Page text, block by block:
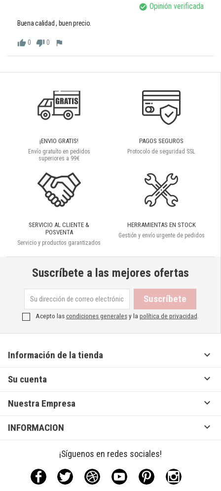
check_circle Opinión verificada
Buena calidad , buen precio.
thumb_up0 thumb_down0 flag
¡ENVIO GRATIS!
Envío gratuíto en pedidos
superiores a 99€
PAGOS SEGUROS
Protocolo de seguridad SSL
SERVICIO AL CLIENTE &
POSVENTA
Servicio y productos garantizados
HERRAMIENTAS EN STOCK
Gestión y envío urgente de pedidos
Suscríbete a las mejores ofertas
Acepto lascondiciones generalesy la política de privacidad
Información de la tienda 
Su cuenta 
Nuestra Empresa 
INFORMACION 
¡Síguenos en redes sociales!
Facebook Twitter Rss YouTubePinterestInstagram